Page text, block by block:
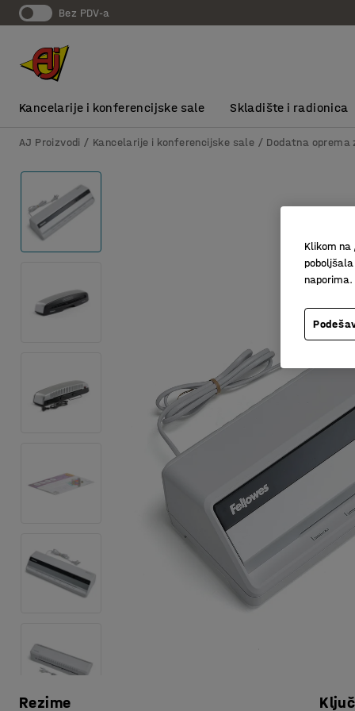
bez PDV-a
Kancelarije i konferencijske sale Skladište i radionica
AJ Proizvodi Kancelarije i konferencijske sale Dodatna
Rezime
Klikom na
naporima.